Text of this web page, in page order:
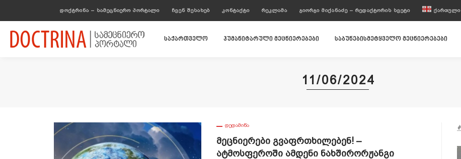
ᲓᲝᲥᲢᲠᲘᲜᲐ – ᲡᲐᲛᲔᲪᲜᲘᲔᲠᲝ ᲞᲝᲠᲢᲐᲚᲘ ᲩᲕᲔᲜ ᲨᲔᲡᲐᲮᲔᲑ ᲙᲝᲜᲢᲐᲥᲢᲘ ᲠᲔᲙᲚᲐᲛᲐ ᲒᲘᲝᲠᲒᲘ ᲛᲘᲥᲐᲜᲐᲫᲔ – ᲠᲔᲓᲐᲥᲢᲝᲠᲘᲡ ᲡᲕᲔᲢᲘ ᲥᲐᲠᲗᲣᲚᲘ
საქართველო ჰუმანიტარული მეცნიერებები საბუნებისმეტყველო მეცნიერებები
11/06/2024
ᲓᲔᲓᲐᲛᲘᲬᲐ
Მეცნიერები Გვაფრთხილებენ! –
Ატმოსფეროში Ამდენი Ნახშირორჟანგი